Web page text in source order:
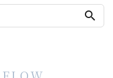
search